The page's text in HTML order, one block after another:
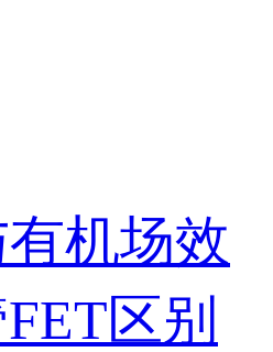
机场效
区别